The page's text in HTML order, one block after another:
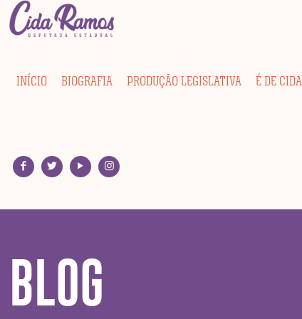
INÍCIO BIOGRAFIA PRODUÇÃO LEGISLATIVA É DE CIDA
BLOG